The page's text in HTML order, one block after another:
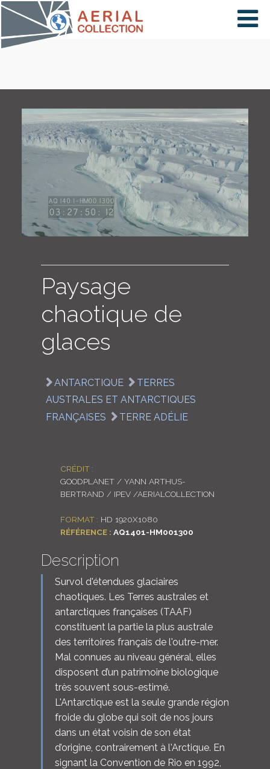
×
PAYS
CARTE
COLLECTIONS
ENGLISH
Paysage
chaotique de
glaces
ANTARCTIQUE
TERRES
AUSTRALES ET ANTARCTIQUES
FRANÇAISES
TERRE ADÉLIE
CRÉDIT :
GOODPLANET / YANN ARTHUS-
BERTRAND / IPEV /AERIALCOLLECTION
FORMAT : HD 1920X1080
RÉFÉRENCE : AQ1401-HM001300
Description
Survol d'étendues glaciaires
chaotiques. Les Terres australes et
antarctiques françaises (TAAF)
constituent la partie la plus australe
des territoires français de l'outre-mer.
Mal connues au niveau général, elles
disposent d’un patrimoine biologique
très souvent sous-estimé.
L'Antarctique est la seule grande région
froide du globe qui soit de nos jours
dans un état voisin de son état
d’origine, contrairement à l'Arctique. En
signant la Convention de Rio en 1992,